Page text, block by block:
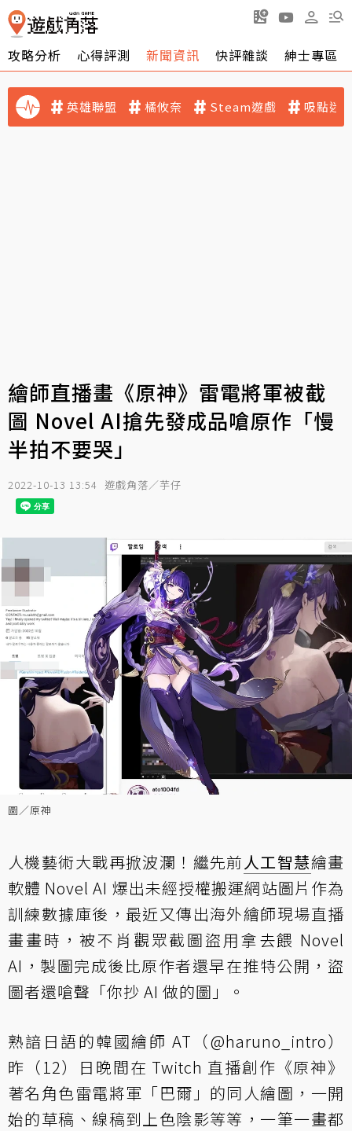
攻略分析 心得評測 新聞資訊 快評雜談 紳士專區
英雄聯盟 橘攸奈 Steam遊戲 吸點迷
繪師直播畫《原神》雷電將軍被截
圖 Novel AI搶先發成品嗆原作「慢
半拍不要哭」
2022-10-13 13:54 遊戲角落／芋仔
圖／原神
人機藝術大戰再掀波瀾！繼先前人工智慧繪畫
軟體 Novel AI 爆出未經授權搬運網站圖片作為
訓練數據庫後，最近又傳出海外繪師現場直播
畫畫時，被不肖觀眾截圖盜用拿去餵 Novel
AI，製圖完成後比原作者還早在推特公開，盜
圖者還嗆聲「你抄 AI 做的圖」。
熟諳日語的韓國繪師 AT（@haruno_intro）
昨（12）日晚間在 Twitch 直播創作《原神》
著名角色雷電將軍「巴爾」的同人繪圖，一開
始的草稿、線稿到上色陰影等等，一筆一畫都